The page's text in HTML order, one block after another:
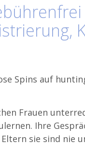
Frauen
Ihre
sie sind nie